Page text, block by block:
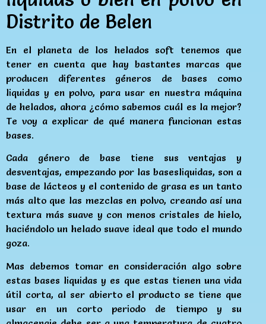
Distrito de Belen
En el planeta de los helados soft tenemos que
tener en cuenta que hay bastantes marcas que
producen diferentes géneros de bases como
liquidas y en polvo, para usar en nuestra máquina
de helados, ahora ¿cómo sabemos cuál es la mejor?
Te voy a explicar de qué manera funcionan estas
bases.
Cada género de base tiene sus ventajas y
desventajas, empezando por las basesliquidas, son a
base de lácteos y el contenido de grasa es un tanto
más alto que las mezclas en polvo, creando así una
textura más suave y con menos cristales de hielo,
haciéndolo un helado suave ideal que todo el mundo
goza.
Mas debemos tomar en consideración algo sobre
estas bases liquidas y es que estas tienen una vida
útil corta, al ser abierto el producto se tiene que
usar en un corto periodo de tiempo y su